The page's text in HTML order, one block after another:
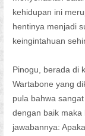
kehidupan ini
hentinya menjadi
keingintahuan
Pinogu, berada di
Wartabone yang
pula bahwa
dengan baik
jawabannya: